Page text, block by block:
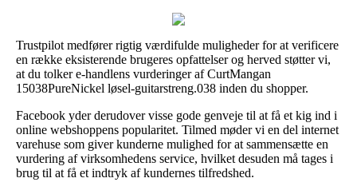
Trustpilot medfører rigtig værdifulde muligheder for at verificere
en række eksisterende brugeres opfattelser og herved støtter vi,
at du tolker e-handlens vurderinger af CurtMangan
15038PureNickel løsel-guitarstreng.038 inden du shopper.
Facebook yder derudover visse gode genveje til at få et kig ind i
online webshoppens popularitet. Tilmed møder vi en del internet
varehuse som giver kunderne mulighed for at sammensætte en
vurdering af virksomhedens service, hvilket desuden må tages i
brug til at få et indtryk af kundernes tilfredshed.